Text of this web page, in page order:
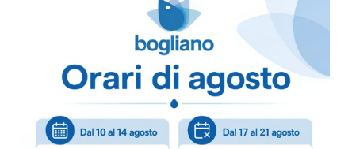
Puoi ordinare chiamando al
info@bogliano.it
Per ogni informazione
COLORE:BIANCO